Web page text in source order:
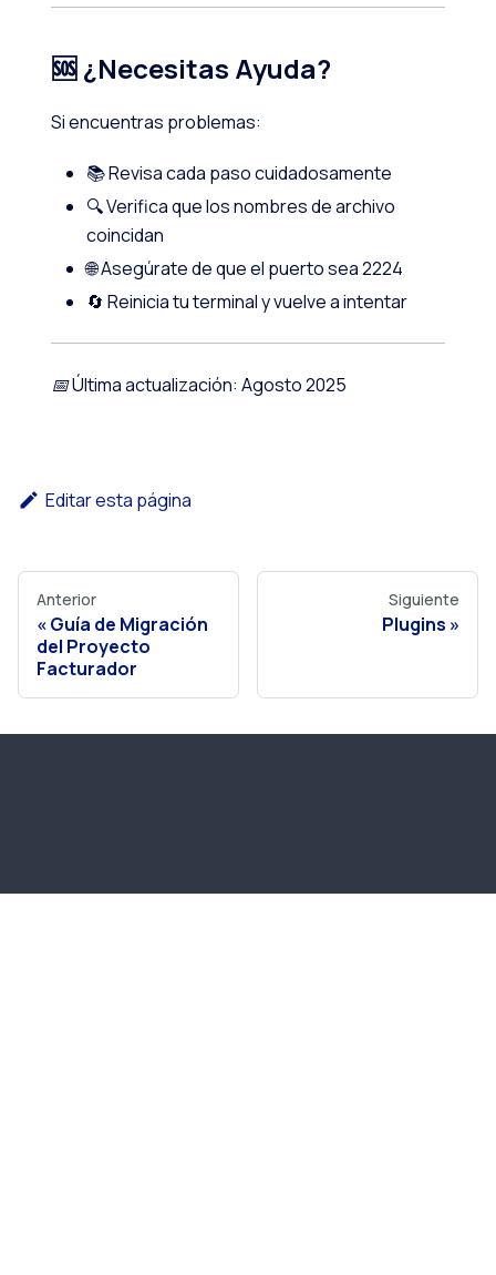
🆘 ¿Necesitas Ayuda?
Si encuentras problemas:
📚 Revisa cada paso cuidadosamente
🔍 Verifica que los nombres de archivo
coincidan
🌐 Asegúrate de que el puerto sea 2224
🔄 Reinicia tu terminal y vuelve a intentar
📅 Última actualización: Agosto 2025
Editar esta página
Anterior
Guía de Migración
del Proyecto
Facturador
Siguiente
Plugins